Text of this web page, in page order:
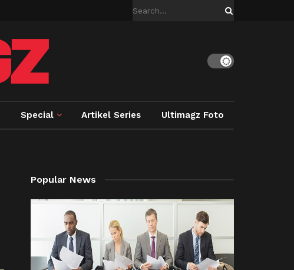
Special Artikel Series Ultimagz Foto
Popular News